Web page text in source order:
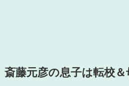
斎藤元彦の息子は転校＆